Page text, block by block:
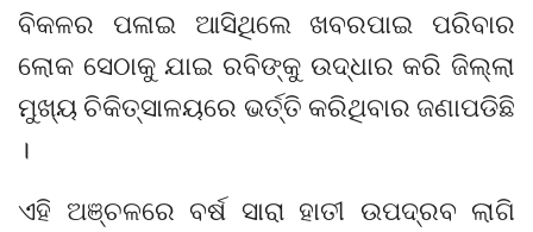
ବିକଳର ପଳାଇ ଆସିଥିଲେ ଖବରପାଇ ପରିବାର
ଲୋକ ସେଠାକୁ ଯାଇ ରବିଙ୍କୁ ଉଦ୍ଧାର କରି ଜିଲ୍ଲା
ମୁଖ୍ୟ ଚିକିତ୍ସାଳୟରେ ଭର୍ତ୍ତି କରିଥିବାର ଜଣାପଡିଛି
।
ଏହି ଅଞ୍ଚଳରେ ବର୍ଷ ସାରା ହାତୀ ଉପଦ୍ରବ ଲାଗି